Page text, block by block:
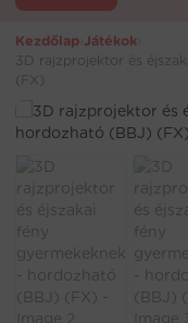
Kezdőlap Játékok
3D rajzprojektor és
(FX)